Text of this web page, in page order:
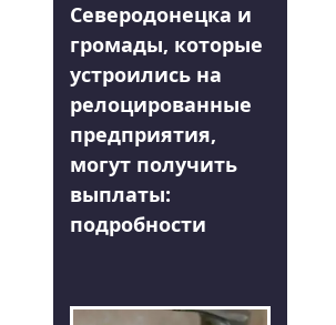
Северодонецка и
громады, которые
устроились на
релоцированные
предприятия,
могут получить
выплаты:
подробности